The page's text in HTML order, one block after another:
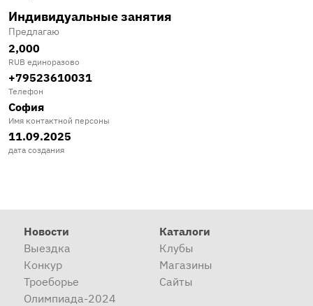
Индивидуальные занятия
Предлагаю
2,000
RUB единоразово
+79523610031
Телефон
София
Имя контактной персоны
11.09.2025
дата создания
Новости
Выездка
Конкур
Троеборье
Олимпиада-2024
Каталоги
Клубы
Магазины
Сайты